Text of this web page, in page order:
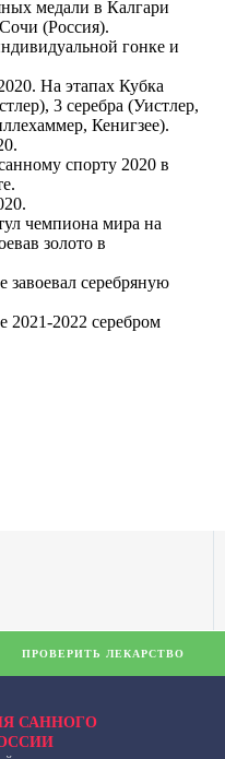
медали в Калгари
(Россия).
гонке и
На этапах Кубка
3 серебра (Уистлер,
Кенигзее).
спорту 2020 в
чемпиона мира на
золото в
завоевал серебряную
2021-2022 серебром
САННОГО
ПРОВЕРИТЬ ЛЕКАРСТВО